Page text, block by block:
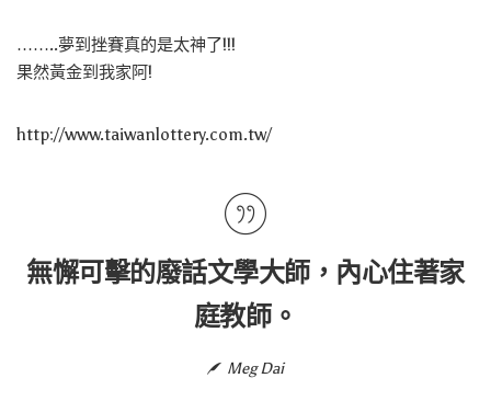
……..夢到挫賽真的是太神了!!!
果然黃金到我家阿!
http://www.taiwanlottery.com.tw/
無懈可擊的廢話文學大師，內心住著家
庭教師。
Meg Dai